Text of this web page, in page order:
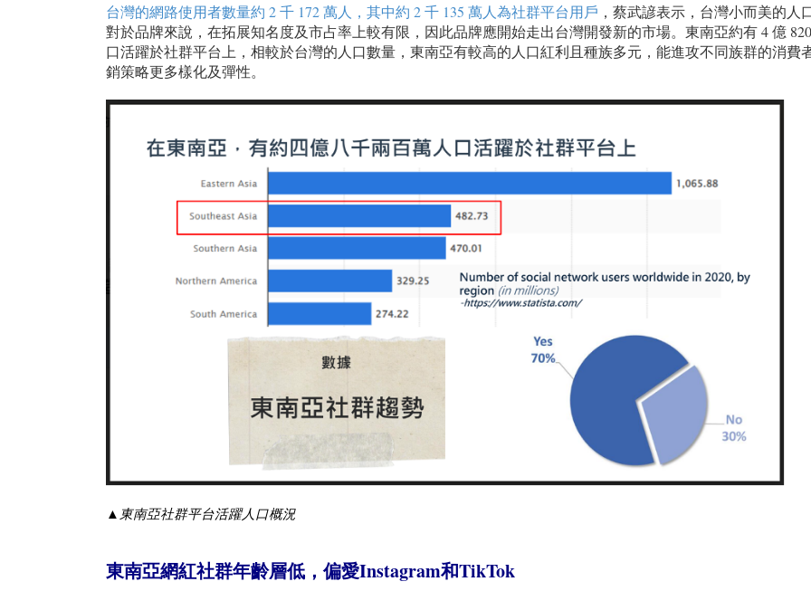
台灣的網路使用者數量約 2 千 172 萬人，其中約 2 千 135 萬人為社群平台用戶 ，蔡武諺表示，台灣小而美的人
對於品牌來說，在拓展知名度及市占率上較有限，因此品牌應開始走出台灣開發新的市場。東南亞約有 4 億
口活躍於社群平台上，相較於台灣的人口數量，東南亞有較高的人口紅利且種族多元，能進攻不同族群的消費
銷策略更多樣化及彈性。
▲東南亞社群平台活躍人口概況
東南亞網紅社群年齡層低，偏愛Instagram和TikTok